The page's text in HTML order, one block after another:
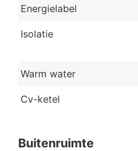
Energielabel
Isolatie
Warm water
Cv-ketel
Buitenruimte